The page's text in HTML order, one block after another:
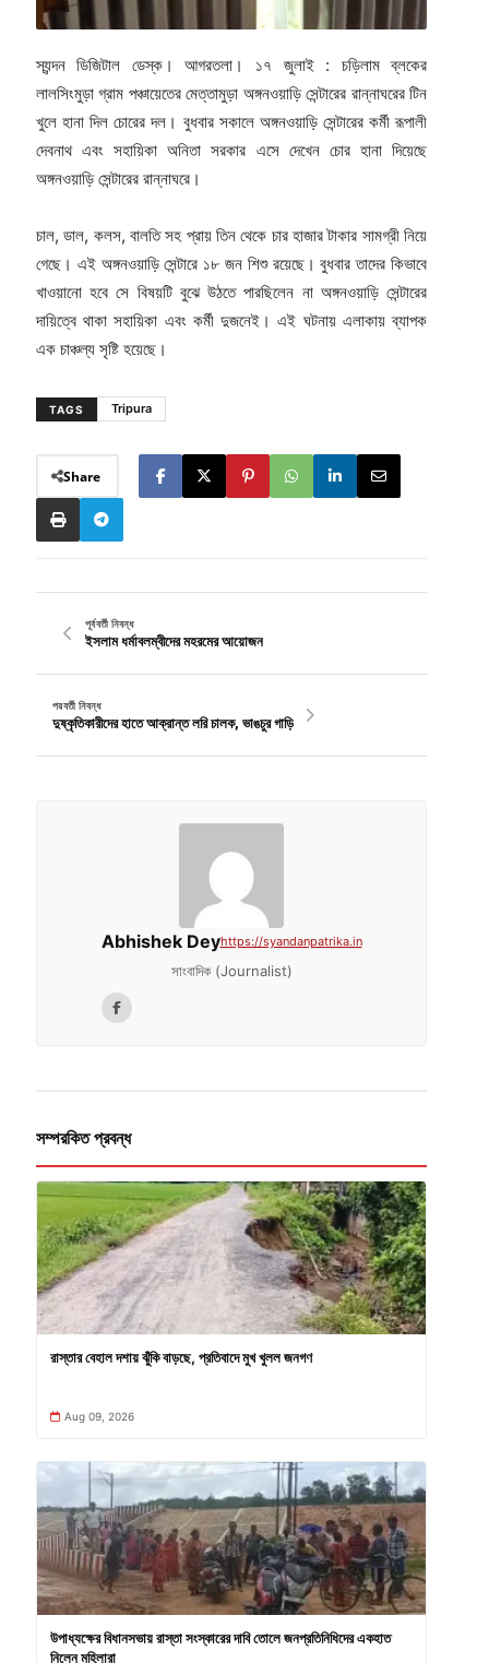
স্যন্দন ডিজিটাল ডেস্ক। আগরতলা। ১৭ জুলাই : চড়িলাম ব্লকের
লালসিংমুড়া গ্রাম পঞ্চায়েতের মেত্তামুড়া অঙ্গনওয়াড়ি সেন্টারের রান্নাঘরের টিন
খুলে হানা দিল চোরের দল। বুধবার সকালে অঙ্গনওয়াড়ি সেন্টারের কর্মী রূপালী
দেবনাথ এবং সহায়িকা অনিতা সরকার এসে দেখেন চোর হানা দিয়েছে
অঙ্গনওয়াড়ি সেন্টারের রান্নাঘরে।
চাল, ডাল, কলস, বালতি সহ প্রায় তিন থেকে চার হাজার টাকার সামগ্রী নিয়ে
গেছে। এই অঙ্গনওয়াড়ি সেন্টারে ১৮ জন শিশু রয়েছে। বুধবার তাদের কিভাবে
খাওয়ানো হবে সে বিষয়টি বুঝে উঠতে পারছিলেন না অঙ্গনওয়াড়ি সেন্টারের
দায়িত্বে থাকা সহায়িকা এবং কর্মী দুজনেই। এই ঘটনায় এলাকায় ব্যাপক
এক চাঞ্চল্য সৃষ্টি হয়েছে।
TAGS Tripura
Share
পূর্ববর্তী নিবন্ধ
ইসলাম ধর্মাবলম্বীদের মহরমের আয়োজন
পরবর্তী নিবন্ধ
দুষ্কৃতিকারীদের হাতে আক্রান্ত লরি চালক, ভাঙচুর গাড়ি
Abhishek Deyhttps://syandanpatrika.in
সাংবাদিক (Journalist)
সম্পরকিত প্রবন্ধ
রাস্তার বেহাল দশায় ঝুঁকি বাড়ছে, প্রতিবাদে মুখ খুলল জনগণ
Aug 09, 2026
উপাধ্যক্ষের বিধানসভায় রাস্তা সংস্কারের দাবি তোলে জনপ্রতিনিধিদের একহাত
নিলেন মহিলারা